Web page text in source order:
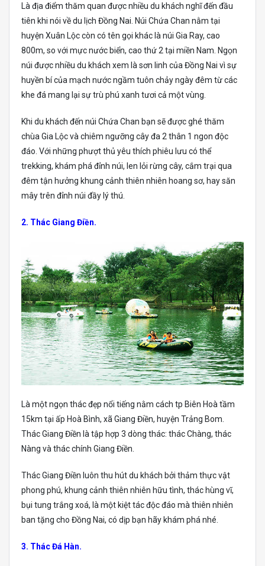
Là địa điểm thăm quan được nhiều du khách nghĩ đến đầu
tiên khi nói về du lịch Đồng Nai. Núi Chứa Chan nằm tại
huyện Xuân Lộc còn có tên gọi khác là núi Gia Ray, cao
800m, so với mực nước biển, cao thứ 2 tại miền Nam. Ngọn
núi được nhiều du khách xem là sơn linh của Đồng Nai vì sự
huyền bí của mạch nước ngầm tuôn chảy ngày đêm từ các
khe đá mang lại sự trù phú xanh tươi cả một vùng.
Khi du khách đến núi Chứa Chan bạn sẽ được ghé thăm
chùa Gia Lộc và chiêm ngưỡng cây đa 2 thân 1 ngon độc
đáo. Với những phượt thủ yêu thích phiêu lưu có thể
trekking, khám phá đỉnh núi, len lỏi rừng cây, cắm trại qua
đêm tận hưởng khung cảnh thiên nhiên hoang sơ, hay săn
mây trên đỉnh núi đầy lý thú.
2. Thác Giang Điền.
Là một ngọn thác đẹp nổi tiếng nằm cách tp Biên Hoà tầm
15km tại ấp Hoà Bình, xã Giang Điền, huyện Trảng Bom.
Thác Giang Điền là tập hợp 3 dòng thác: thác Chàng, thác
Nàng và thác chính Giang Điền.
Thác Giang Điền luôn thu hút du khách bởi thảm thực vật
phong phú, khung cảnh thiên nhiên hữu tình, thác hùng vĩ,
bụi tung trắng xoá, là một kiệt tác độc đáo mà thiên nhiên
ban tặng cho Đồng Nai, có dịp bạn hãy khám phá nhé.
3. Thác Đá Hàn.